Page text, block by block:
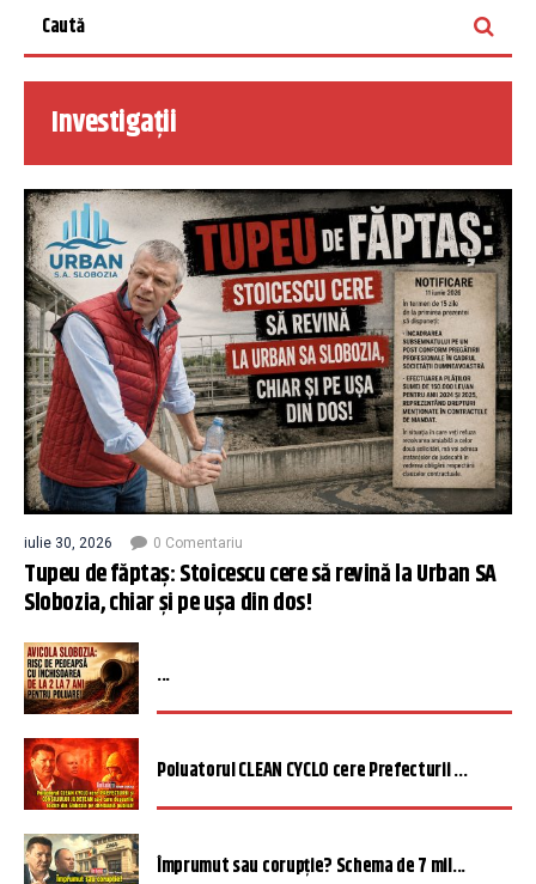
Investigații
iulie 30, 2026 0 Comentariu
Tupeu de făptaș: Stoicescu cere să revină la Urban SA
Slobozia, chiar și pe ușa din dos!
...
Poluatorul CLEAN CYCLO cere Prefecturii ...
Împrumut sau corupție? Schema de 7 mil...